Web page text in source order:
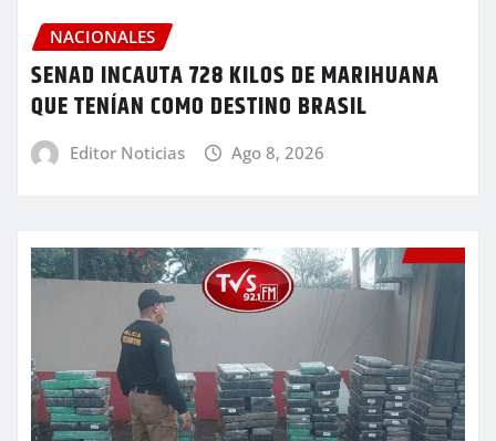
NACIONALES
SENAD INCAUTA 728 KILOS DE MARIHUANA
QUE TENÍAN COMO DESTINO BRASIL
Editor Noticias Ago 8, 2026